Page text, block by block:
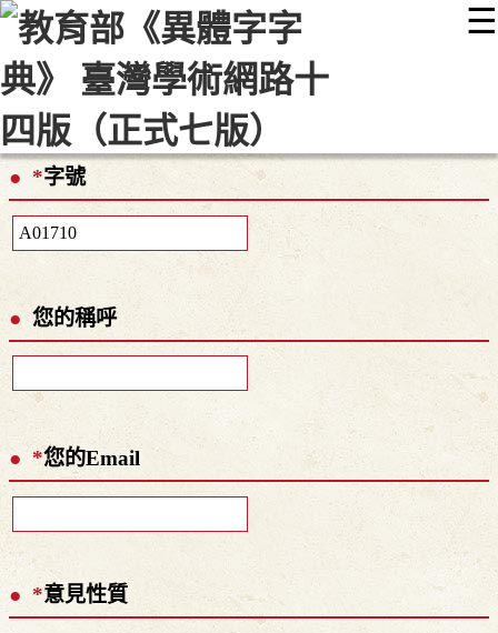
☰
::: 最新消息 常見問題 編輯說明
顯示模式
網站導覽
*字號
您的稱呼
*您的Email
*意見性質